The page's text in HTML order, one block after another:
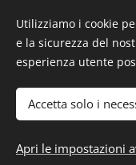
and literary
© 2018-2019-
Utilizziamo i cookie
e la sicurezza del
esperienza utente
Accetta solo i
Apri le impostazioni